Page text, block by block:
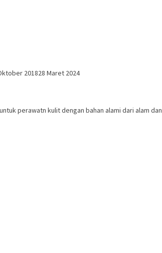
201828 Maret 2024
perawatn kulit dengan bahan alami dari alam dan